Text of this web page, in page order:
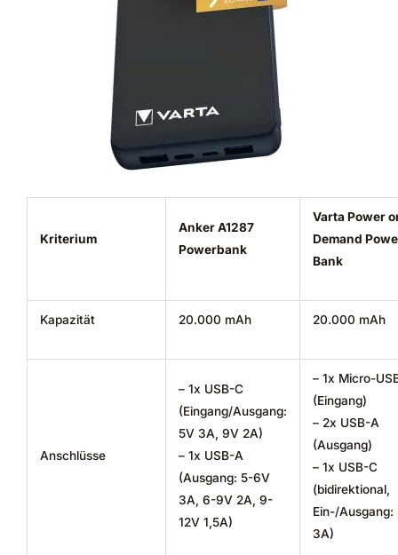
Kriterium
Anker A1287
Powerbank
Varta Power
Demand
Bank
Kapazität 20.000 mAh 20.000 mAh
Anschlüsse
– 1x USB-C
(Eingang/Ausgang:
5V 3A, 9V 2A)
– 1x USB-A
(Ausgang: 5-6V
3A, 6-9V 2A, 9-
12V 1,5A)
– 1x Micro-
(Eingang)
– 2x USB-A
(Ausgang)
– 1x USB-C
(bidirektional,
Ein-/Ausgang:
3A)